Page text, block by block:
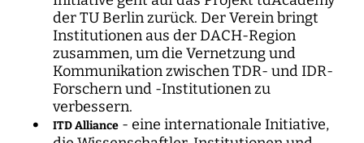
der TU Berlin zurück. Der Verein bringt
Institutionen aus der DACH-Region
zusammen, um die Vernetzung und
Kommunikation zwischen TDR- und IDR-
Forschern und -Institutionen zu
verbessern.
ITD Alliance - eine internationale Initiative,